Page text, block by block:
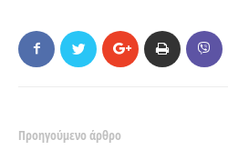
Προηγούμενο άρθρο